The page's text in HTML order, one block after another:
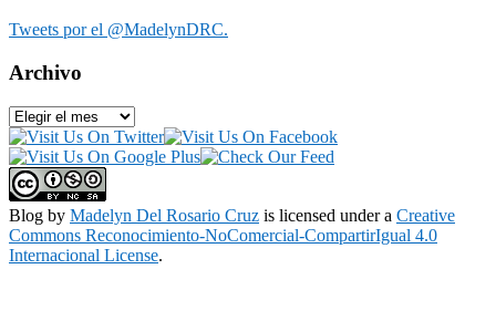
Tweets por el @MadelynDRC.
Archivo
Archivo
Blog by Madelyn Del Rosario Cruz is licensed under a Creative
Commons Reconocimiento-NoComercial-CompartirIgual 4.0
Internacional License.